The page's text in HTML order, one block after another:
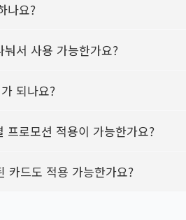
나요?
이 불가능합니다.
용이 불가능합니다.
서 사용 가능한가요?
점 참고 부탁드립니다.
되나요?
도 쿠폰에 잔액은 남지 않으며 사
프로모션 적용이 가능한가요?
불가합니다.
카드도 적용 가능한가요?